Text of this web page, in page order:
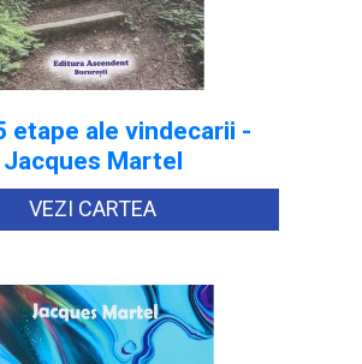
etape ale vindecarii -
Jacques Martel
VEZI CARTEA